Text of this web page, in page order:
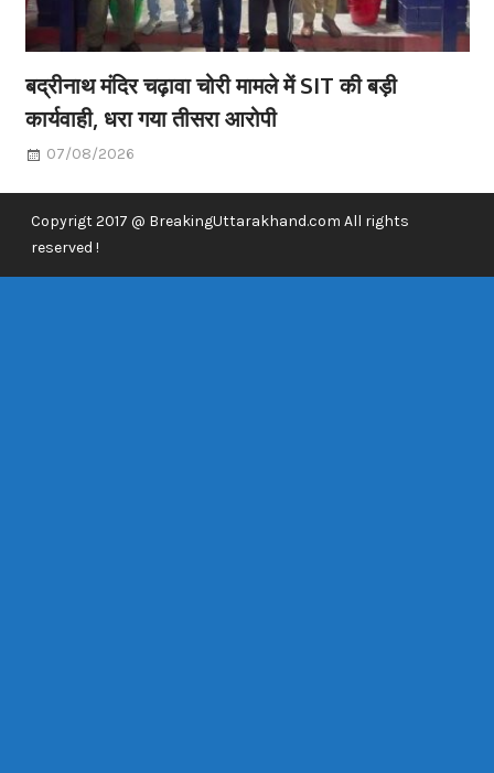
बद्रीनाथ मंदिर चढ़ावा चोरी मामले में SIT की बड़ी
कार्यवाही, धरा गया तीसरा आरोपी
07/08/2026
Copyrigt 2017 @ BreakingUttarakhand.com All rights
reserved !